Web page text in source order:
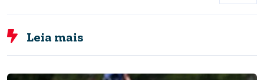
Leia mais